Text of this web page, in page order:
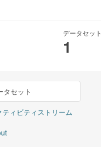
データセット
1
タセット
ティビティストリーム